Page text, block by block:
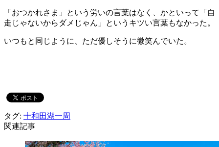
「おつかれさま」という労いの言葉はなく、かといって「自
走じゃないからダメじゃん」というキツい言葉もなかった。
いつもと同じように、ただ優しそうに微笑んでいた。
タグ: 十和田湖一周
関連記事